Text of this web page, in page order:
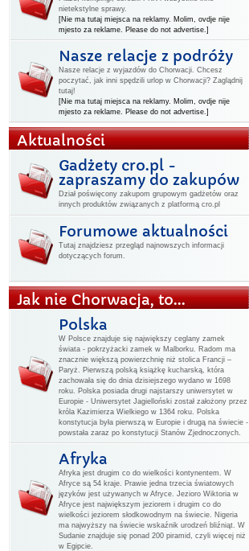
nietekstylne sprawy.
[Nie ma tutaj miejsca na reklamy. Molim, ovdje nije
mjesto za reklame. Please do not advertise.]
Nasze relacje z podróży
Nasze relacje z wyjazdów do Chorwacji. Chcesz
poczytać, jak inni spędzili urlop w Chorwacji? Zaglądnij
tutaj!
[Nie ma tutaj miejsca na reklamy. Molim, ovdje nije
mjesto za reklame. Please do not advertise.]
Aktualności
Gadżety cro.pl -
zapraszamy do zakupów
Dział poświęcony zakupom grupowym gadżetów oraz
innych produktów związanych z platformą cro.pl
Forumowe aktualności
Tutaj znajdziesz przegląd najnowszych informacji
dotyczących forum.
Jak nie Chorwacja, to...
Polska
W Polsce znajduje się największy ceglany zamek
świata - pokrzyżacki zamek w Malborku. Radom ma
znacznie większą powierzchnię niż stolica Francji –
Paryż. Pierwszą polską książkę kucharską, która
zachowała się do dnia dzisiejszego wydano w 1698
roku. Polska posiada drugi najstarszy uniwersytet w
Europie - Uniwersytet Jagielloński został założony przez
króla Kazimierza Wielkiego w 1364 roku. Polska
konstytucja była pierwszą w Europie i drugą na świecie -
powstała zaraz po konstytucji Stanów Zjednoczonych.
Afryka
Afryka jest drugim co do wielkości kontynentem. W
Afryce są 54 kraje. Prawie jedna trzecia światowych
języków jest używanych w Afryce. Jezioro Wiktoria w
Afryce jest największym jeziorem i drugim co do
wielkości jeziorem słodkowodnym na świecie. Nigeria
ma najwyższy na świecie wskaźnik urodzeń bliźniąt. W
Sudanie znajduje się ponad 200 piramid, czyli więcej niż
w Egipcie.